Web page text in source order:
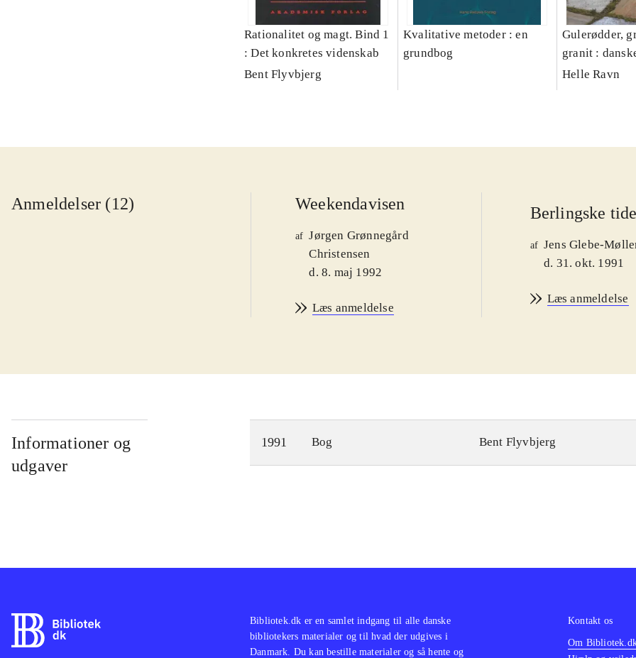
Rationalitet og magt. Bind 1
: Det konkretes videnskab
Bent Flyvbjerg
Kvalitative metoder : en
grundbog
Gulerødder,
granit :
Helle Ravn
Anmeldelser (12) Weekendavisen
af Jørgen Grønnegård
Christensen
d. 8. maj 1992
Læs anmeldelse
Berlingske
af Jens Glebe-
d. 31. okt. 1991
Læs anmeldelse
Informationer og
udgaver
1991 Bog Bent Flyvbjerg
Bibliotek.dk er en samlet indgang til alle danske
bibliotekers materialer og til hvad der udgives i
Danmark. Du kan bestille materialer og så hente og
Kontakt os
Om